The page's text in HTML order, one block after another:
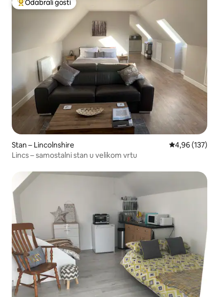
Među najviše rangiranima s oznakom „Odabrali gosti”
Odabrali gosti
Stan – Lincolnshire Prosječna
4,96 (137)
Lincs – samostalni stan u velikom vrtu